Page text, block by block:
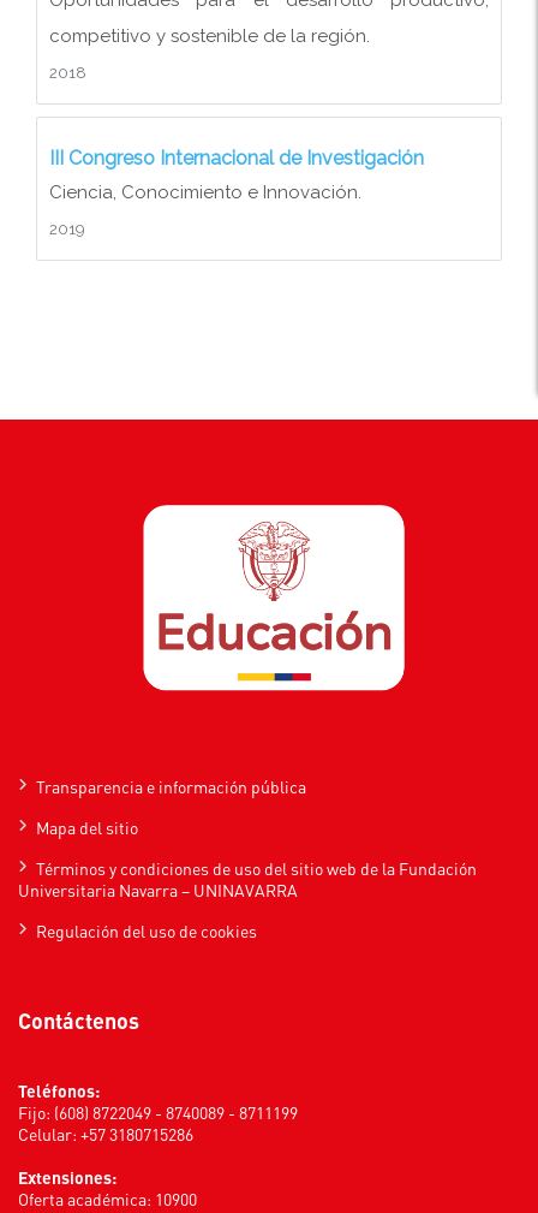
competitivo y sostenible de la región.
2018
III Congreso Internacional de Investigación
Ciencia, Conocimiento e Innovación.
2019
Transparencia e información pública
Mapa del sitio
Términos y condiciones de uso del sitio web de la Fundación
Universitaria Navarra – UNINAVARRA
Regulación del uso de cookies
Contáctenos
Teléfonos:
Fijo: (608) 8722049 - 8740089 - 8711199
Celular: +57 3180715286
Extensiones:
Oferta académica: 10900